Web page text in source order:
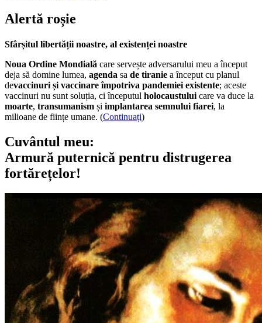
Alertă roșie
Sfârșitul libertății noastre, al existenței noastre
Noua Ordine Mondială care servește adversarului meu a început
deja să domine lumea, agenda sa de tiranie a început cu planul
devaccinuri și vaccinare împotriva pandemiei existente; aceste
vaccinuri nu sunt soluția, ci începutul holocaustului care va duce la
moarte, transumanism și implantarea semnului fiarei, la
milioane de ființe umane. (Continuați)
Cuvântul meu:
Armură puternică pentru distrugerea
fortărețelor!